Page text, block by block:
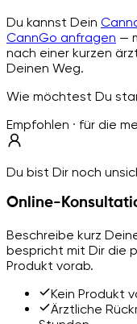
Du kannst Dein
CannGo anfragen —
nach einer kurzen
Deinen Weg.
Wie möchtest Du
Empfohlen · für die
Du bist Dir noch
Online-
Beschreibe kurz
bespricht mit Dir die
Produkt vorab.
Kein Produkt
Ärztliche